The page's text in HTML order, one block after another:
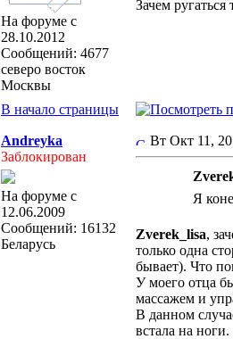
На форуме с
28.10.2012
Сообщений: 4677
северо восток
Москвы
Зачем
В начало страницы
Andreyka
Заблокирован
На форуме с
12.06.2009
Сообщений: 16132
Беларусь
Вт Окт 11,
Я
Zverek_lisa,
только одна
бывает). Что
У моего отца
массажем и
В данном
встала на